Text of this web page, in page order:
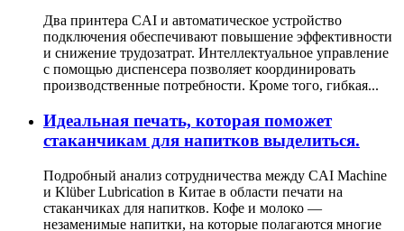
Два принтера CAI и автоматическое устройство
подключения обеспечивают повышение эффективности
и снижение трудозатрат. Интеллектуальное управление
с помощью диспенсера позволяет координировать
производственные потребности. Кроме того, гибкая...
Идеальная печать, которая поможет
стаканчикам для напитков выделиться.
Подробный анализ сотрудничества между CAI Machine
и Klüber Lubrication в Китае в области печати на
стаканчиках для напитков. Кофе и молоко —
незаменимые напитки, на которые полагаются многие